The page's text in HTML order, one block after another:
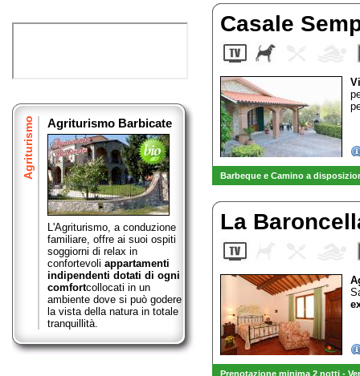
Agriturismo Agriturismo Barbicate
L'Agriturismo, a conduzione
familiare, offre ai suoi ospiti
soggiorni di relax in
confortevoli appartamenti
indipendenti dotati di ogni
comfortcollocati in un
ambiente dove si può godere
la vista della natura in totale
tranquillità.
Casale
Barbeque e Camino a
La
Prenotazione minima 2 notti -